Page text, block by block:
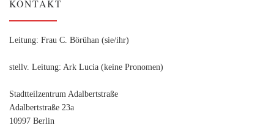
KONTAKT
Leitung: Frau C. Börühan (sie/ihr)
stellv. Leitung: Ark Lucia (keine Pronomen)
Stadtteilzentrum Adalbertstraße
Adalbertstraße 23a
10997 Berlin